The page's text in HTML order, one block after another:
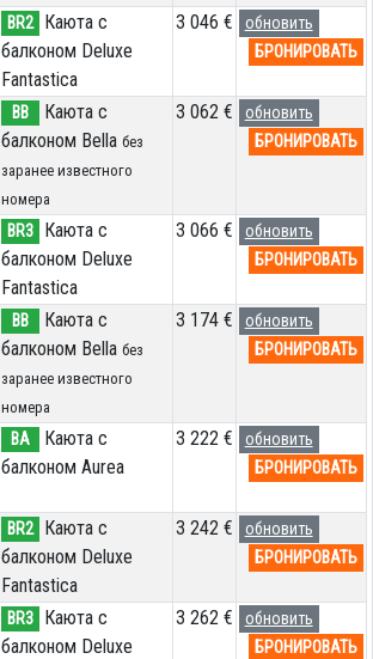
BR2
Каюта с
балконом Deluxe
Fantastica
3 046 €
обновить
БРОНИРОВАТЬ
BB
Каюта с
балконом Bella без
заранее известного
номера
3 062 €
обновить
БРОНИРОВАТЬ
BR3
Каюта с
балконом Deluxe
Fantastica
3 066 €
обновить
БРОНИРОВАТЬ
BB
Каюта с
балконом Bella без
заранее известного
номера
3 174 €
обновить
БРОНИРОВАТЬ
BA
Каюта с
балконом Aurea
3 222 €
обновить
БРОНИРОВАТЬ
BR2
Каюта с
балконом Deluxe
Fantastica
3 242 €
обновить
БРОНИРОВАТЬ
BR3
Каюта с
балконом Deluxe
3 262 €
обновить
БРОНИРОВАТЬ